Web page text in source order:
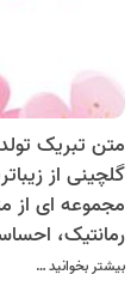
گلچینی از
مجموعه ای از
رمانتیک،
عزیزان
بیشتر بخوانید …